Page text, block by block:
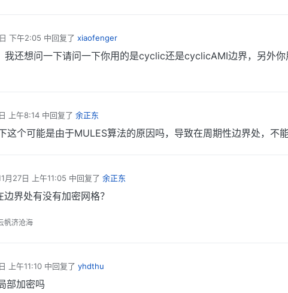
下午2:05 中回复了 xiaofenger
我还想问一下请问一下你用的是cyclic还是cyclicAMI边界，另外你
上午8:14 中回复了 余正东
这个可能是由于MULES算法的原因吗，导致在周期性边界处，不
月27日 上午11:05 中回复了 余正东
边界处有没有加密网格？
帆济沧海
上午11:10 中回复了 yhdthu
部加密吗